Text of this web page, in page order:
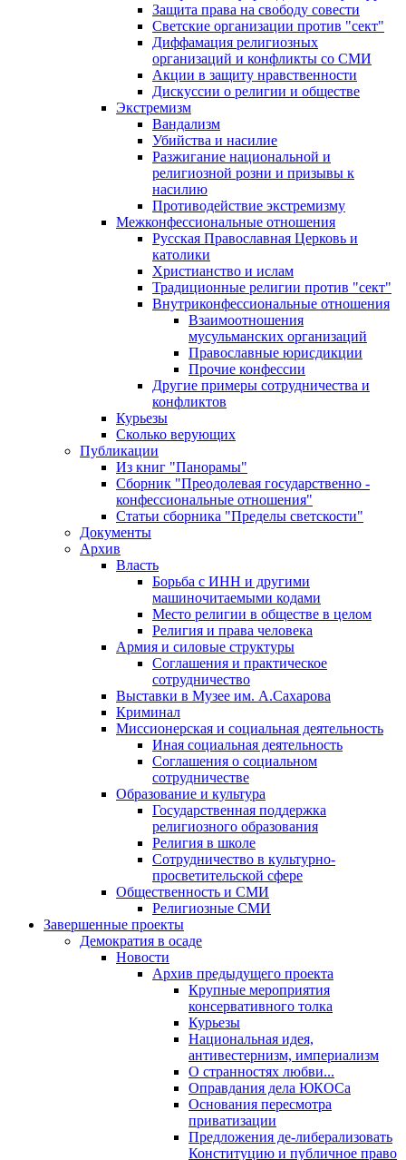
Защита права на свободу совести
Светские организации против "сект"
Диффамация религиозных
организаций и конфликты со СМИ
Акции в защиту нравственности
Дискуссии о религии и обществе
Экстремизм
Вандализм
Убийства и насилие
Разжигание национальной и
религиозной розни и призывы к
насилию
Противодействие экстремизму
Межконфессиональные отношения
Русская Православная Церковь и
католики
Христианство и ислам
Традиционные религии против "сект"
Внутриконфессиональные отношения
Взаимоотношения
мусульманских организаций
Православные юрисдикции
Прочие конфессии
Другие примеры сотрудничества и
конфликтов
Курьезы
Сколько верующих
Публикации
Из книг "Панорамы"
Сборник "Преодолевая государственно -
конфессиональные отношения"
Статьи сборника "Пределы светскости"
Документы
Архив
Власть
Борьба с ИНН и другими
машиночитаемыми кодами
Место религии в обществе в целом
Религия и права человека
Армия и силовые структуры
Соглашения и практическое
сотрудничество
Выставки в Музее им. А.Сахарова
Криминал
Миссионерская и социальная деятельность
Иная социальная деятельность
Соглашения о социальном
сотрудничестве
Образование и культура
Государственная поддержка
религиозного образования
Религия в школе
Сотрудничество в культурно-
просветительской сфере
Общественность и СМИ
Религиозные СМИ
Завершенные проекты
Демократия в осаде
Новости
Архив предыдущего проекта
Крупные мероприятия
консервативного толка
Курьезы
Национальная идея,
антивестернизм, империализм
О странностях любви...
Оправдания дела ЮКОСа
Основания пересмотра
приватизации
Предложения де-либерализовать
Конституцию и публичное право